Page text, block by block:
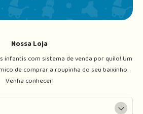
Nossa Loja
infantis com sistema de venda por quilo! Um
de comprar a roupinha do seu baixinho.
Venha conhecer!